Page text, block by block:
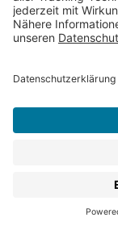
z.B. mit
dem
was tun